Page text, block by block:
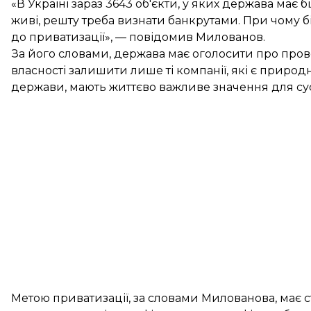
«В Україні зараз 3643 об'єкти, у яких держава має
живі, решту треба визнати банкрутами. При чому
до приватизації», — повідомив Милованов.
За його словами, держава має оголосити про
власності залишити лише ті компанії, які є
держави, мають життєво важливе значення для
Метою приватизації, за словами Милованова, має